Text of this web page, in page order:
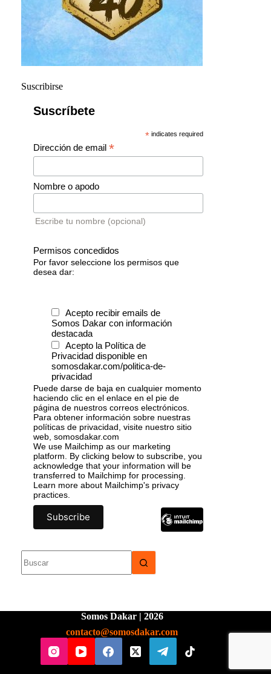
Suscribirse
Suscríbete
* indicates required
Dirección de email *
Nombre o apodo
Escribe tu nombre (opcional)
Permisos concedidos
Por favor seleccione los permisos que
desea dar:
Acepto recibir emails de
Somos Dakar con información
destacada
Acepto la Política de
Privacidad disponible en
somosdakar.com/politica-de-
privacidad
Puede darse de baja en cualquier momento
haciendo clic en el enlace en el pie de
página de nuestros correos electrónicos.
Para obtener información sobre nuestras
políticas de privacidad, visite nuestro sitio
web, somosdakar.com
We use Mailchimp as our marketing
platform. By clicking below to subscribe, you
acknowledge that your information will be
transferred to Mailchimp for processing.
Learn more about Mailchimp's privacy
practices.
Somos Dakar | 2026
contacto@somosdakar.com